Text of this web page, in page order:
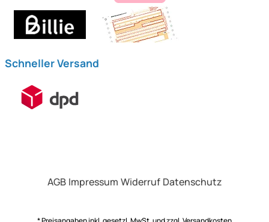
Schneller Versand
AGB Impressum Widerruf Datenschutz